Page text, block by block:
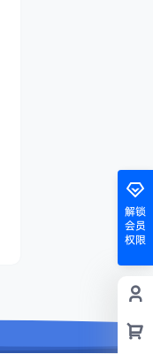
解锁
会员
权限